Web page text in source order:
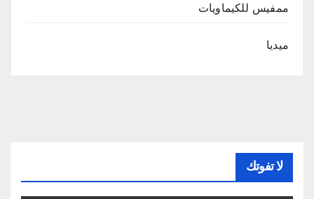
ممفيس للكيماويات
ميديا
لا تفوتك